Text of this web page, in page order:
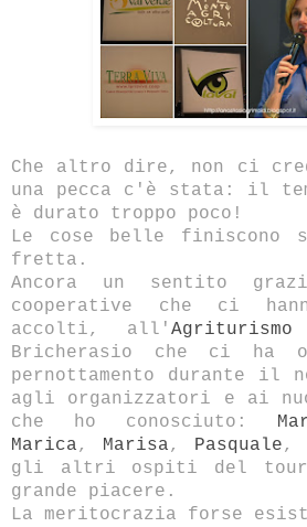
Che altro dire, non ci
una pecca c'è stata: il
è durato troppo poco!
Le cose belle finiscono
fretta.
Ancora un sentito
cooperative che ci
accolti, all'
Bricherasio che ci
pernottamento durante il
agli organizzatori e ai
che ho conosciuto:
Marica, Marisa, Pasquale,
gli altri ospiti del tour
grande piacere.
La meritocrazia forse